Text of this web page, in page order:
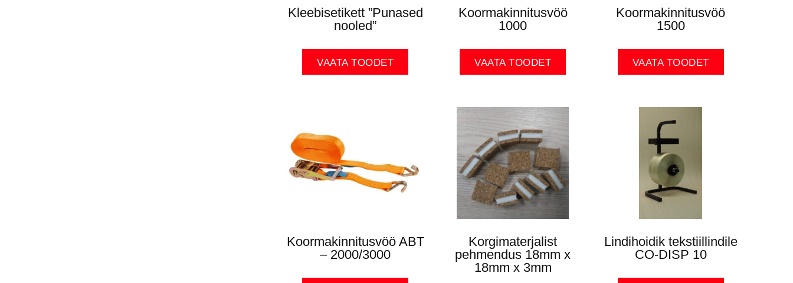
Kleebisetikett ”Punased
nooled”
VAATA TOODET
Koormakinnitusvöö
1000
VAATA TOODET
Koormakinnitusvöö
1500
VAATA TOODET
Koormakinnitusvöö ABT
– 2000/3000
Korgimaterjalist
pehmendus 18mm x
18mm x 3mm
Lindihoidik tekstiillindile
CO-DISP 10